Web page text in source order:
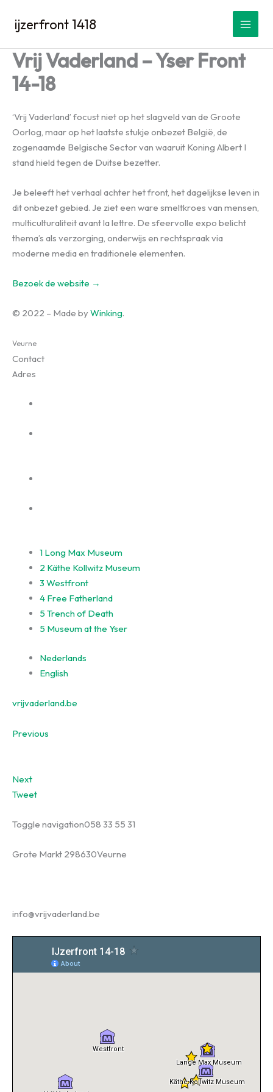
naar
inhoud
ijzerfront 1418
Vrij Vaderland – Yser Front
14-18
‘Vrij Vaderland’ focust niet op het slagveld van de Groote
Oorlog, maar op het laatste stukje onbezet België, de
zogenaamde Belgische Sector van waaruit Koning Albert I
stand hield tegen de Duitse bezetter.
Je beleeft het verhaal achter het front, het dagelijkse leven in
dit onbezet gebied. Je ziet een ware smeltkroes van mensen,
multiculturaliteit avant la lettre. De sfeervolle expo belicht
thema’s als verzorging, onderwijs en rechtspraak via
moderne media en traditionele elementen.
Bezoek de website →
© 2022 – Made byWinking.
Veurne
Contact
Adres
1 Long Max Museum
2 Käthe Kollwitz Museum
3 Westfront
4 Free Fatherland
5 Trench of Death
5 Museum at the Yser
Nederlands
English
vrijvaderland.be
Previous
Next
Tweet
Toggle navigation058 33 55 31
Grote Markt 298630Veurne
info@vrijvaderland.be